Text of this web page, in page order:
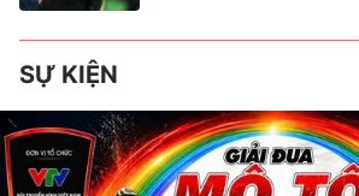
SỰ KIỆN